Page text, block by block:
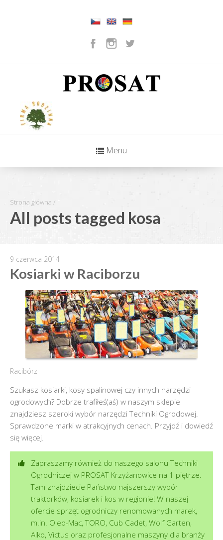
Menu
Strona główna /
All posts tagged kosa
9 czerwca 2014
Kosiarki w Raciborzu
Racibórz
Szukasz kosiarki, kosy spalinowej czy innych narzędzi
ogrodowych? Dobrze trafiłeś(aś) w naszym sklepie
znajdziesz szeroki wybór narzędzi Techniki Ogrodowej.
Sprawdzone marki w atrakcyjnych cenach. Przyjdź i dowiedź
się więcej.
Zapraszamy również do naszego salonu Techniki
Ogrodniczej w PROSAT Krzyżanowice na 1 piętrze.
Tam znajdziecie Państwo najszerszy wybór
traktorków, kosiarek i kos w regionie! W naszej
ofercie sprzęt ogrodniczy renomowanych marek,
m.in. Oleo-Mac, TORO, Cub Cadet, Wolf Garten,
Alko, Victus oraz profesjonalne maszyny dla branży